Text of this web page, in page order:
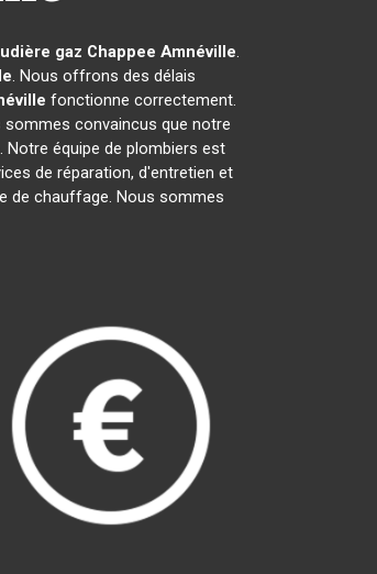
gaz Chappee Amnéville.
. Nous offrons des délais
fonctionne correctement.
sommes convaincus que notre
. Notre équipe de plombiers est
de réparation, d'entretien et
de chauffage. Nous sommes